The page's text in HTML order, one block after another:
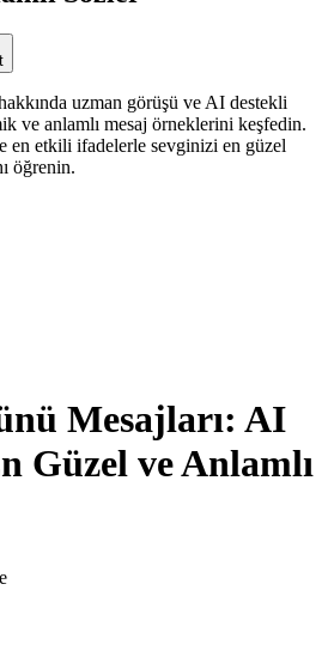
uzman görüşü ve AI destekli
ve anlamlı mesaj örneklerini keşfedin.
en etkili ifadelerle sevginizi en güzel
öğrenin.
Mesajları: AI
Güzel ve Anlamlı